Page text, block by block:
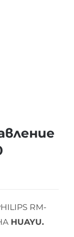
RM-
HUAYU.